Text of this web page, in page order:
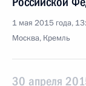
1 мая 2015 года,
Москва, Кремль
30 апреля